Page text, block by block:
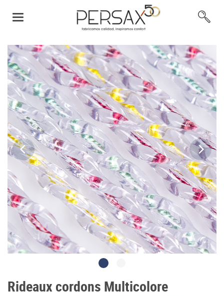
Rideaux cordons Multicolore